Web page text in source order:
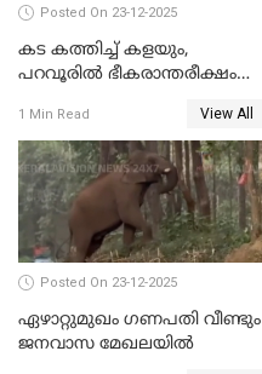
Posted On 23-12-2025
കട കത്തിച്ച് കളയും,
പറവൂരില്‍ ഭീകരാന്തരീക്ഷം
1 Min Read View All
Posted On 23-12-2025
ഏഴാറ്റുമുഖം ഗണപതി വീണ്ടും
ജനവാസ മേഖലയിൽ